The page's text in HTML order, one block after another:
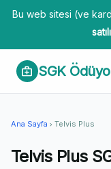
Bu web sitesi (ve
medical_services SGK
Ana Sayfa chevron_right Telvis Plus
Telvis Plus